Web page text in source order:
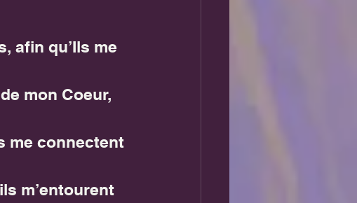
afin qu’Ils me
mon Coeur,
me connectent
m’entourent